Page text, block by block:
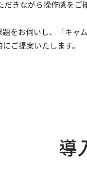
きながら操作感をご
をお伺いし、「キャ
ご提案いたします。
導